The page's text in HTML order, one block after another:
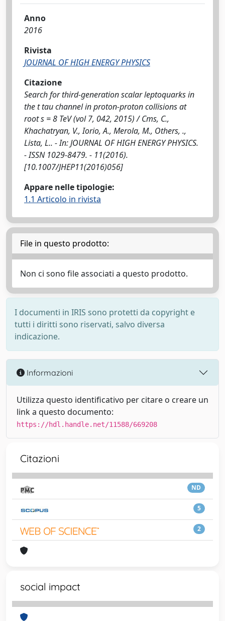
Anno
2016
Rivista
JOURNAL OF HIGH ENERGY PHYSICS
Citazione
Search for third-generation scalar leptoquarks in
the t tau channel in proton-proton collisions at
root s = 8 TeV (vol 7, 042, 2015) / Cms, C.,
Khachatryan, V., Iorio, A., Merola, M., Others, .,
Lista, L.. - In: JOURNAL OF HIGH ENERGY PHYSICS.
- ISSN 1029-8479. - 11(2016).
[10.1007/JHEP11(2016)056]
Appare nelle tipologie:
1.1 Articolo in rivista
File in questo prodotto:
Non ci sono file associati a questo prodotto.
I documenti in IRIS sono protetti da copyright e
tutti i diritti sono riservati, salvo diversa
indicazione.
Informazioni
Utilizza questo identificativo per citare o creare un
link a questo documento:
https://hdl.handle.net/11588/669208
Citazioni
ND
5
2
social impact